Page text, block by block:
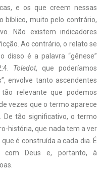
e os que creem nessas
bíblico, muito pelo contrário,
Não existem indicadores
Ao contrário, o relato se
disso é a palavra “gênese”
Toledot, que poderíamos
envolve tanto ascendentes
relevante que podemos
vezes que o termo aparece
De tão significativo, o termo
história, que nada tem a ver
é construída a cada dia. É
com Deus e, portanto, à